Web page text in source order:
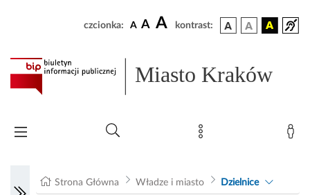
czcionka: A A A kontrast:
Miasto Kraków
Strona Główna Władze i miasto Dzielnice